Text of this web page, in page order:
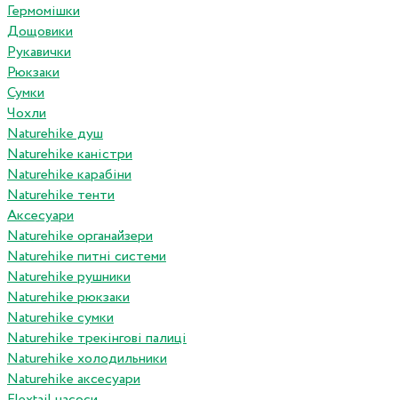
Гермомішки
Дощовики
Рукавички
Рюкзаки
Сумки
Чохли
Naturehike душ
Naturehike каністри
Naturehike карабіни
Naturehike тенти
Аксесуари
Naturehike органайзери
Naturehike питні системи
Naturehike рушники
Naturehike рюкзаки
Naturehike сумки
Naturehike трекінгові палиці
Naturehike холодильники
Naturehike аксесуари